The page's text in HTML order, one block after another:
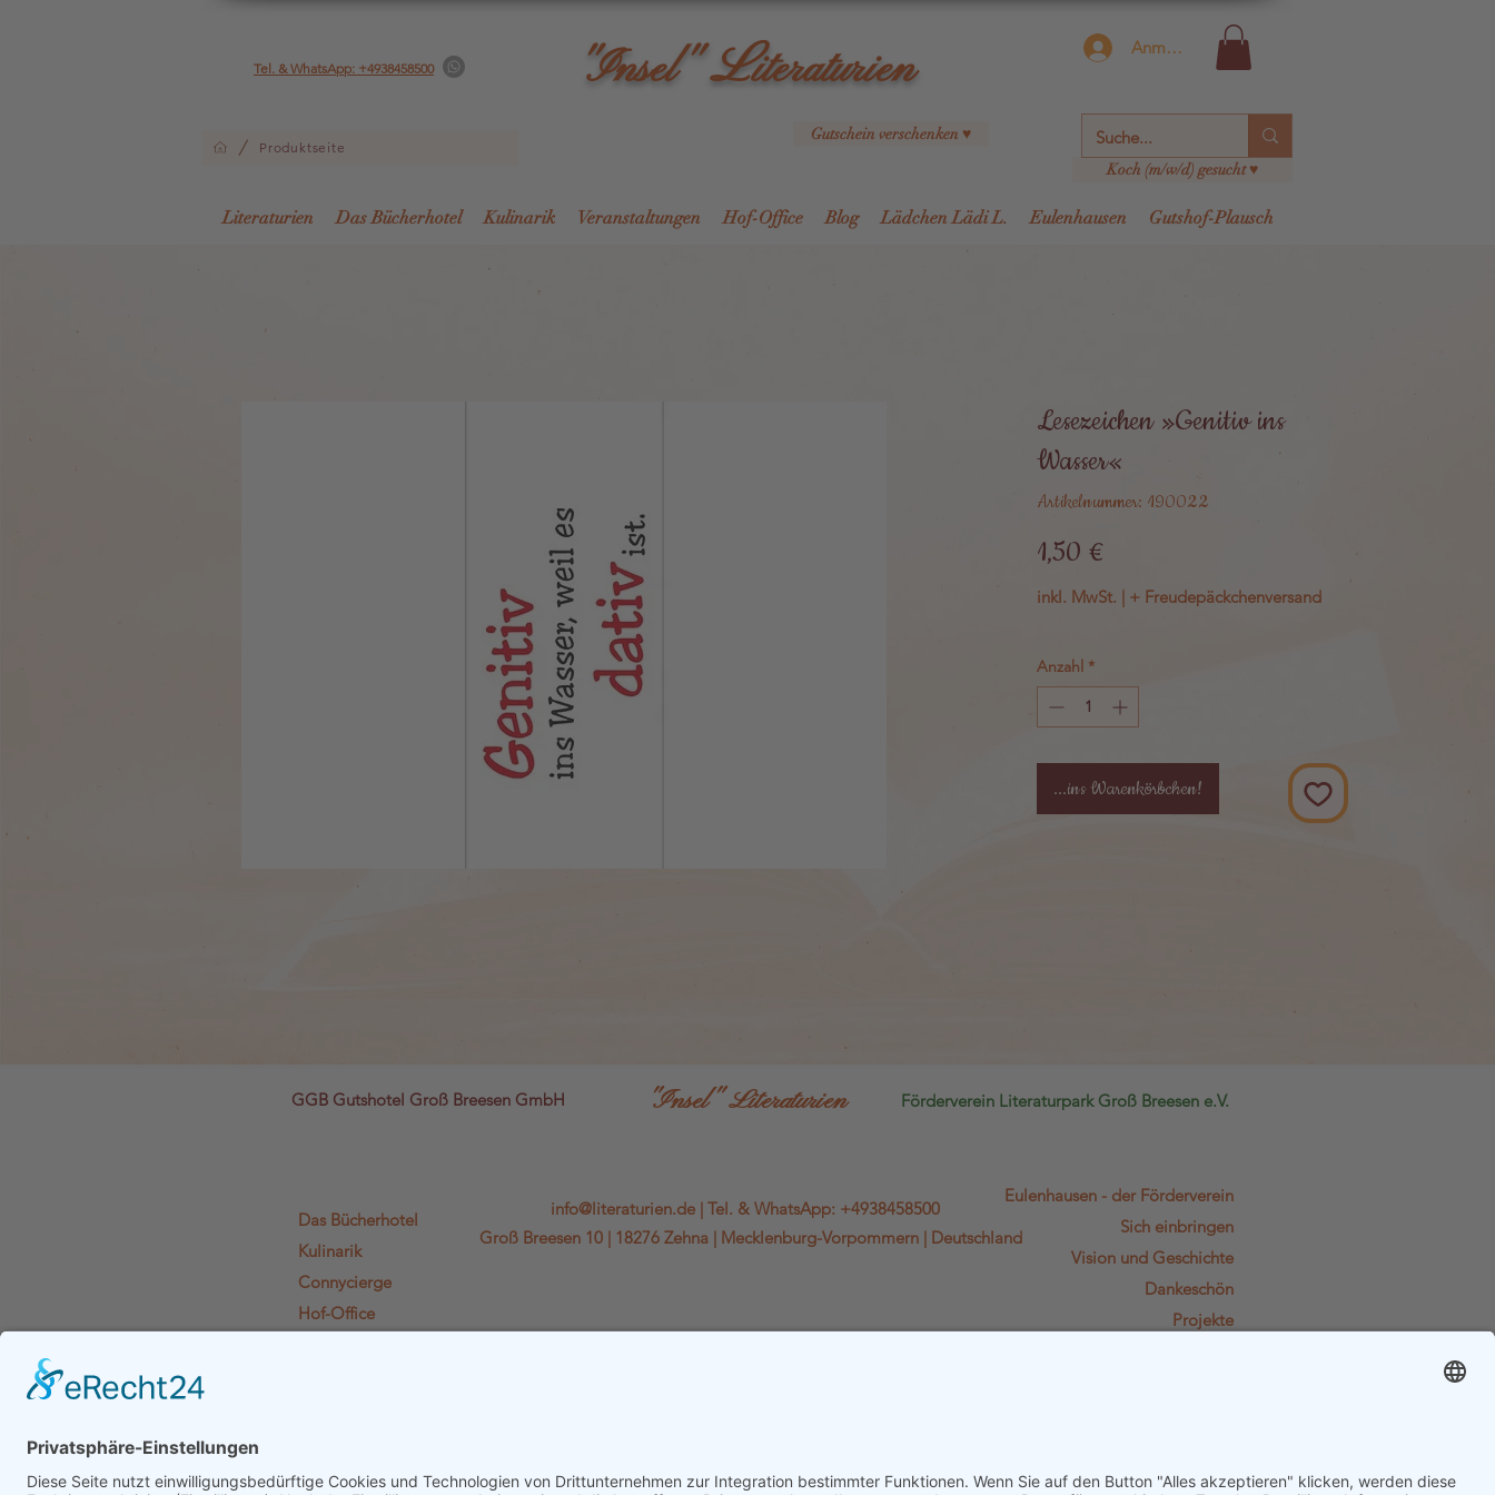
Tel. & WhatsApp: +4938458500 "Insel"Literaturien
/ Produktseite
Gutschein verschenken ♥
Anmelden
Koch (m/w/d) gesucht ♥
Literaturien Das Bücherhotel Kulinarik Veranstaltungen Hof-Office Blog Lädchen Lädi L. Eulenhausen Gutshof-Plausch
Lesezeichen »Genitiv ins
Wasser«
Artikelnummer: 190022
1,50 €
inkl. MwSt. | + Freudepäckchenversand
Anzahl *
...ins Warenkörbchen!
GGB Gutshotel Groß Breesen GmbH "Insel" Literaturien Förderverein Literaturpark Groß Breesen e.V.
Das Bücherhotel
Kulinarik
Connycierge
Hof-Office
Groß Breesen 10 | 18276 Zehna | Mecklenburg-Vorpommern | Deutschland
info@literaturien.de | Tel. & WhatsApp: +4938458500
Eulenhausen - der Förderverein
Sich einbringen
Vision und Geschichte
Dankeschön
Projekte
DE41 1305 0000 0201 1215 49